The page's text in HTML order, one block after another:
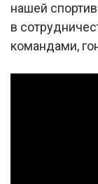
нашей
в
командами,